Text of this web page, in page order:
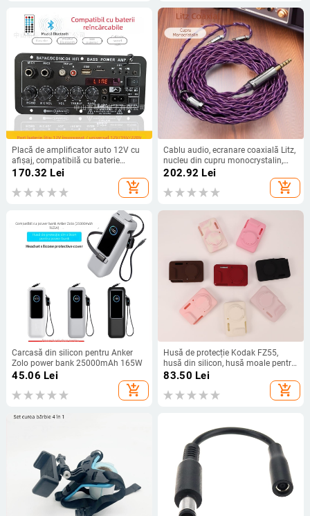
Placă de amplificator auto 12V cu
afișaj, compatibilă cu baterie
reîncărcabilă, modul Bluetooth
170.32 Lei
add_shopping_cart
Cablu audio, ecranare coaxială Litz,
nucleu din cupru monocrystalin,
împletire încrucișată; conectori
drepți 2.5/3.5/4.4 mm; MMCX sau
0.78 mm 2-pin, QDC sau TFZ
202.92 Lei
add_shopping_cart
Carcasă din silicon pentru Anker
Zolo power bank 25000mAh 165W
45.06 Lei
add_shopping_cart
Husă de protecție Kodak FZ55,
husă din silicon, husă moale pentru
cameră digitală CCD portabilă
83.50 Lei
add_shopping_cart